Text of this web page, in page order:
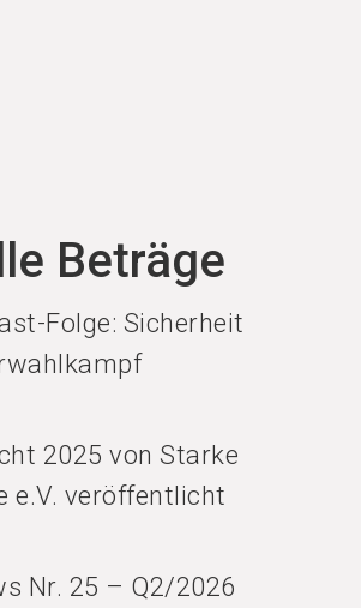
Beträge
Folge: Sicherheit
2025 von Starke
e.V. veröffentlicht
Nr. 25 – Q2/2026